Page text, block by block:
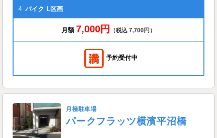
4 バイク L区画
月額 7,000円 （税込 7,700円）
予約受付中
月極駐車場
パークフラッツ横濱平沼橋